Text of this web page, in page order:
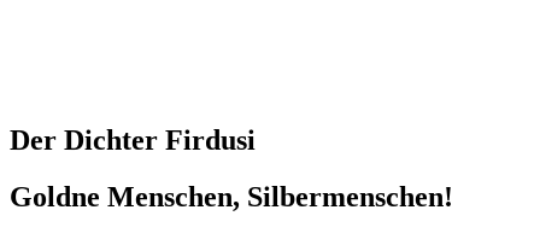
Der Dichter Firdusi
Goldne Menschen, Silbermenschen!